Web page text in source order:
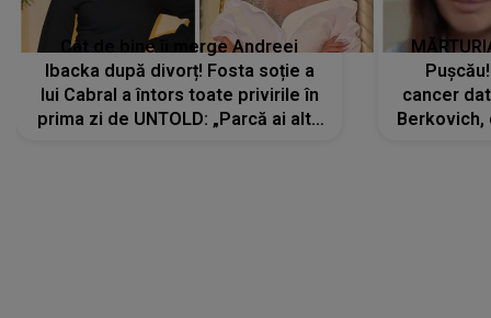
Cât de bine îi merge Andreei
Ibacka după divorț! Fosta soție a
lui Cabral a întors toate privirile în
prima zi de UNTOLD: „Parcă ai altă
cancer